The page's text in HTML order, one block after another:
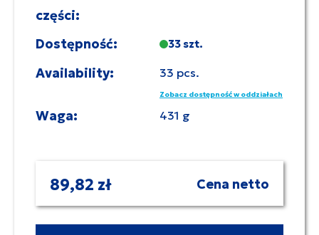
części:
Dostępność: 33 szt.
Availability: 33 pcs.
Zobacz dostępność w oddziałach
Waga: 431 g
89,82 zł Cena netto